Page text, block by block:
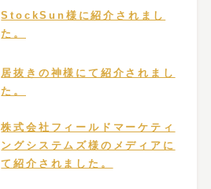
StockSun様に紹介されまし
た。
居抜きの神様にて紹介されまし
た。
株式会社フィールドマーケティ
ングシステムズ様のメディアに
て紹介されました。